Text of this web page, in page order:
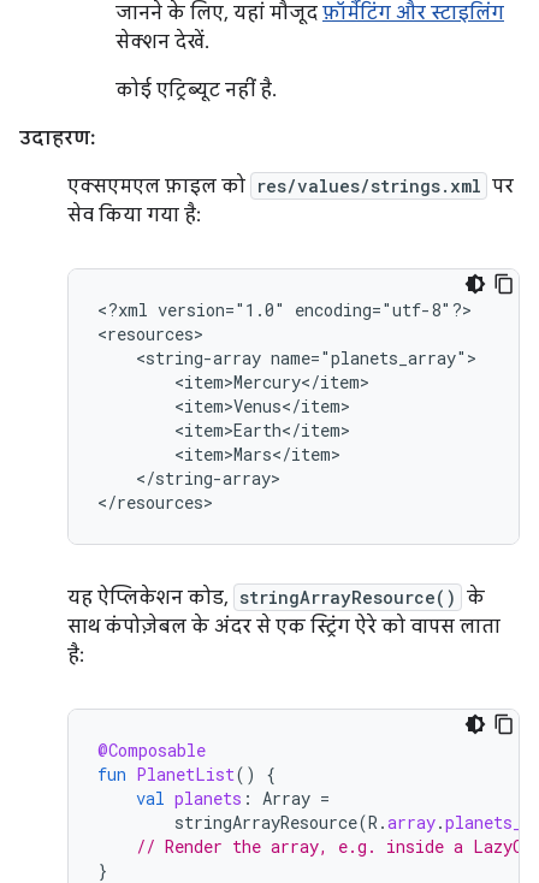
जानने के लिए, यहां मौजूद फ़ॉर्मैटिंग और स्टाइलिंग
सेक्शन देखें.
कोई एट्रिब्यूट नहीं है.
उदाहरण:
एक्सएमएल फ़ाइल को res/values/strings.xml पर
सेव किया गया है:
<?xml version="1.0"
encoding="utf-8"?>
<string-array
</string-array>
</resources>
यह ऐप्लिकेशन कोड, stringArrayResource() के
साथ कंपोज़ेबल के अंदर से एक स्ट्रिंग ऐरे को वापस लाता
है:
@Composable
fun PlanetList()
{
val planets : Array =
stringArrayResource(R .array.
// Render the array, e.g. inside a
}